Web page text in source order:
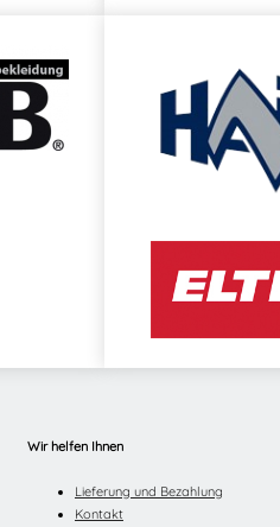
Wir helfen Ihnen
Lieferung und Bezahlung
Kontakt